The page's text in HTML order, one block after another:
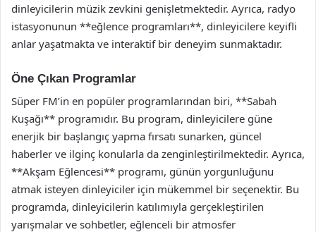
dinleyicilerin müzik zevkini genişletmektedir. Ayrıca, radyo
istasyonunun **eğlence programları**, dinleyicilere keyifli
anlar yaşatmakta ve interaktif bir deneyim sunmaktadır.
Öne Çıkan Programlar
Süper FM’in en popüler programlarından biri, **Sabah
Kuşağı** programıdır. Bu program, dinleyicilere güne
enerjik bir başlangıç yapma fırsatı sunarken, güncel
haberler ve ilginç konularla da zenginleştirilmektedir. Ayrıca,
**Akşam Eğlencesi** programı, günün yorgunluğunu
atmak isteyen dinleyiciler için mükemmel bir seçenektir. Bu
programda, dinleyicilerin katılımıyla gerçekleştirilen
yarışmalar ve sohbetler, eğlenceli bir atmosfer